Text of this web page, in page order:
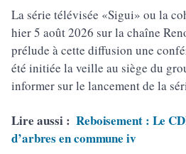
La série télévisée «Sigui» ou la
hier 5 août 2026 sur la chaîne
prélude à cette diffusion une
été initiée la veille au siège du
informer sur le lancement de la
Lire aussi : Reboisement : Le
d’arbres en commune iv